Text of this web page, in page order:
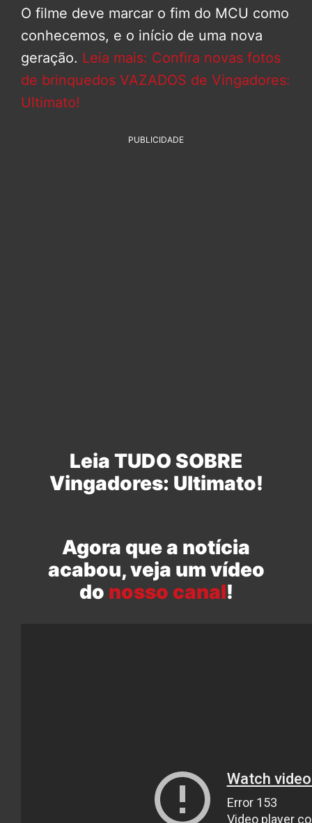
O filme deve marcar o fim do MCU como
conhecemos, e o início de uma nova
geração. Leia mais: Confira novas fotos
de brinquedos VAZADOS de Vingadores:
Ultimato!
PUBLICIDADE
Leia TUDO SOBRE
Vingadores: Ultimato!
Agora que a notícia
acabou, veja um vídeo
do nosso canal!